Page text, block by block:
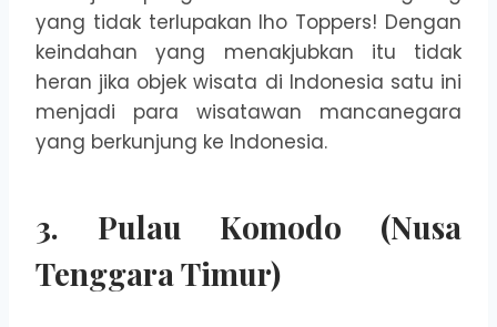
yang tidak terlupakan lho Toppers! Dengan
keindahan yang menakjubkan itu tidak
heran jika objek wisata di Indonesia satu ini
menjadi para wisatawan mancanegara
yang berkunjung ke Indonesia.
3. Pulau Komodo (Nusa
Tenggara Timur)